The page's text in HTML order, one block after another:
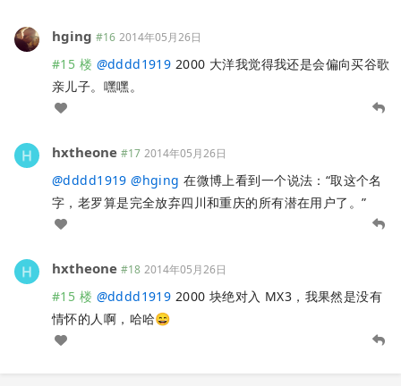
hging #16 2014年05月26日
#15 楼 @dddd1919 2000 大洋我觉得我还是会偏向买谷歌
亲儿子。嘿嘿。
hxtheone #17 2014年05月26日
@dddd1919 @hging 在微博上看到一个说法：“取这个名
字，老罗算是完全放弃四川和重庆的所有潜在用户了。”
hxtheone #18 2014年05月26日
#15 楼 @dddd1919 2000 块绝对入 MX3，我果然是没有
情怀的人啊，哈哈😄